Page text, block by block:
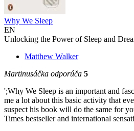
Why We Sleep
EN
Unlocking the Power of Sleep and
Matthew Walker
Martinusáčka odporúča 5
';Why We Sleep is an important and
me a lot about this basic activity that
suspect his book will do the same for
Times bestseller and international